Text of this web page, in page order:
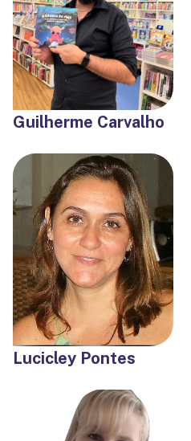
Guilherme Carvalho
Lucicley Pontes